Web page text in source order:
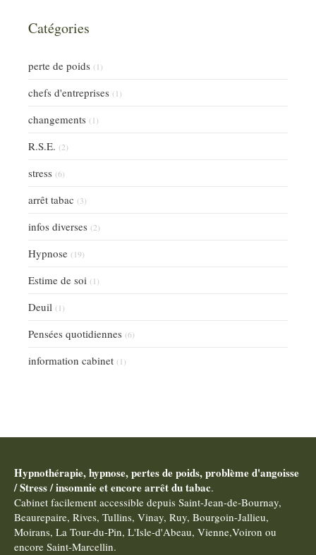
Catégories
perte de poids (1)
chefs d'entreprises (1)
changements (1)
R.S.E. (2)
stress (6)
arrêt tabac (3)
infos diverses (2)
Hypnose (19)
Estime de soi (1)
Deuil (1)
Pensées quotidiennes (6)
information cabinet (1)
Hypnothérapie, hypnose, pertes de poids, problème d'angoisse
/ Stress / insomnie et encore arrêt du tabac.
Cabinet facilement accessible depuis Saint-Jean-de-Bournay,
Beaurepaire, Rives, Tullins, Vinay, Ruy, Bourgoin-Jallieu,
Moirans, La Tour-du-Pin, L'Isle-d'Abeau, Vienne,Voiron ou
encore Saint-Marcellin.